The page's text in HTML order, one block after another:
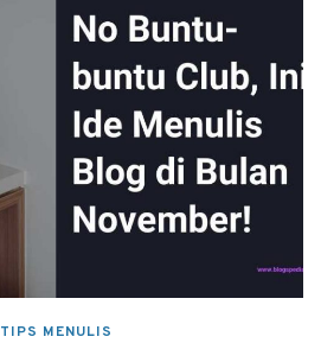
TIPS MENULIS